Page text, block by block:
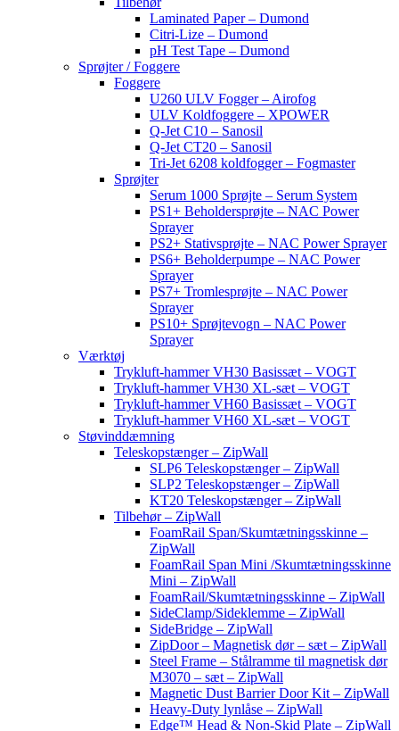
Laminated Paper – Dumond
Citri-Lize – Dumond
pH Test Tape – Dumond
Sprøjter / Foggere
Foggere
U260 ULV Fogger – Airofog
ULV Koldfoggere – XPOWER
Q-Jet C10 – Sanosil
Q-Jet CT20 – Sanosil
Tri-Jet 6208 koldfogger – Fogmaster
Sprøjter
Serum 1000 Sprøjte – Serum System
PS1+ Beholdersprøjte – NAC Power
Sprayer
PS2+ Stativsprøjte – NAC Power Sprayer
PS6+ Beholderpumpe – NAC Power
Sprayer
PS7+ Tromlesprøjte – NAC Power
Sprayer
PS10+ Sprøjtevogn – NAC Power
Sprayer
Værktøj
Trykluft-hammer VH30 Basissæt – VOGT
Trykluft-hammer VH30 XL-sæt – VOGT
Trykluft-hammer VH60 Basissæt – VOGT
Trykluft-hammer VH60 XL-sæt – VOGT
Støvinddæmning
Teleskopstænger – ZipWall
SLP6 Teleskopstænger – ZipWall
SLP2 Teleskopstænger – ZipWall
KT20 Teleskopstænger – ZipWall
Tilbehør – ZipWall
FoamRail Span/Skumtætningsskinne –
ZipWall
FoamRail Span Mini /Skumtætningsskinne
Mini – ZipWall
FoamRail/Skumtætningsskinne – ZipWall
SideClamp/Sideklemme – ZipWall
SideBridge – ZipWall
ZipDoor – Magnetisk dør – sæt – ZipWall
Steel Frame – Stålramme til magnetisk dør
M3070 – sæt – ZipWall
Magnetic Dust Barrier Door Kit – ZipWall
Heavy-Duty lynlåse – ZipWall
Edge™ Head & Non-Skid Plate – ZipWall